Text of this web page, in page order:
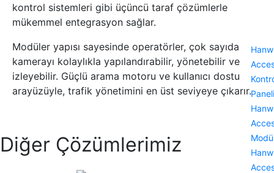
kontrol sistemleri gibi üçüncü taraf çözümlerle
mükemmel entegrasyon sağlar.
Modüler yapısı sayesinde operatörler, çok sayıda
kamerayı kolaylıkla yapılandırabilir, yönetebilir ve
izleyebilir. Güçlü arama motoru ve kullanıcı dostu
arayüzüyle, trafik yönetimini en üst seviyeye çıkarır.
Diğer Çözümlerimiz